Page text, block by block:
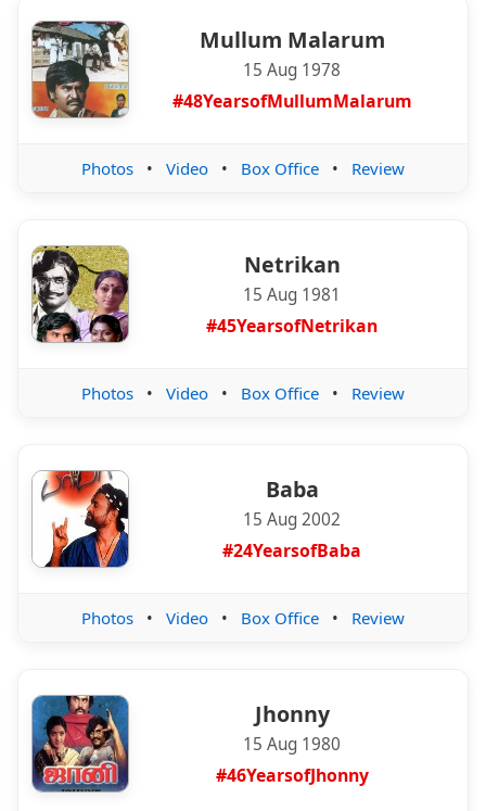
Mullum Malarum
15 Aug 1978
#48YearsofMullumMalarum
Photos • Video • Box Office • Review
Netrikan
15 Aug 1981
#45YearsofNetrikan
Photos • Video • Box Office • Review
Baba
15 Aug 2002
#24YearsofBaba
Photos • Video • Box Office • Review
Jhonny
15 Aug 1980
#46YearsofJhonny